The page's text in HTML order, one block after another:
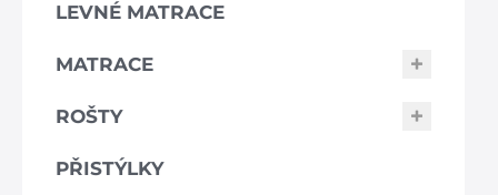
LEVNÉ MATRACE
MATRACE
ROŠTY
PŘISTÝLKY